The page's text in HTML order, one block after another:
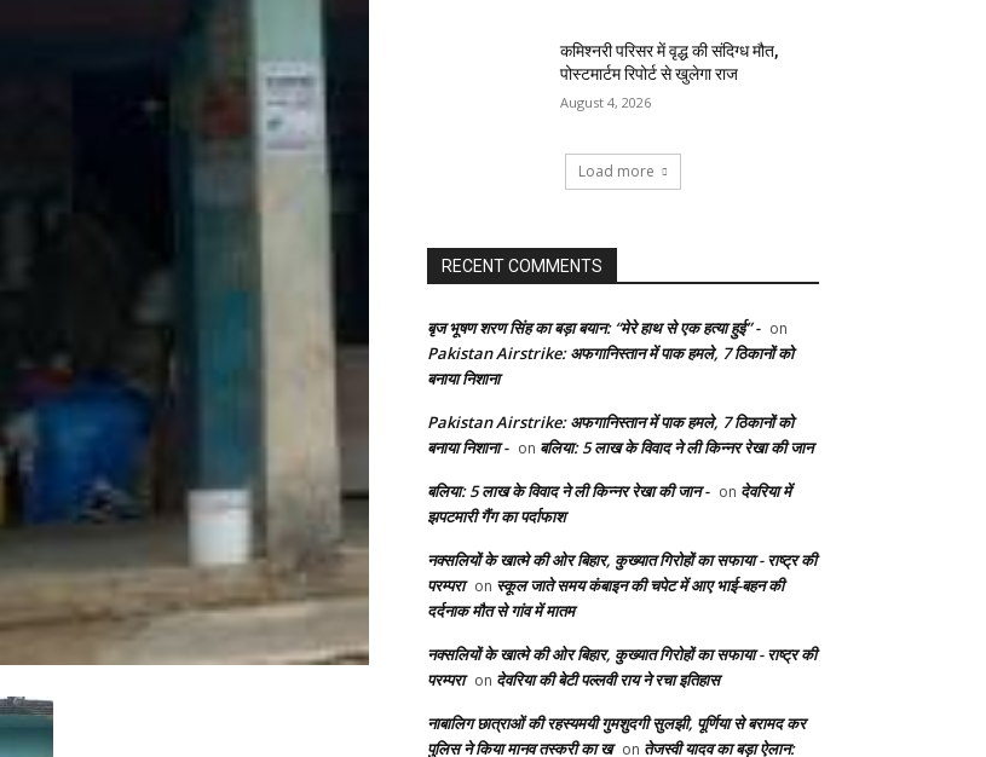
कमिश्नरी परिसर में वृद्ध की संदिग्ध मौत,
पोस्टमार्टम रिपोर्ट से खुलेगा राज
August 4, 2026
Load more
RECENT COMMENTS
बृज भूषण शरण सिंह का बड़ा बयान: “मेरे हाथ से एक हत्या हुई” - on
Pakistan Airstrike: अफगानिस्तान में पाक हमले, 7 ठिकानों को
बनाया निशाना
Pakistan Airstrike: अफगानिस्तान में पाक हमले, 7 ठिकानों को
बनाया निशाना - on बलिया: 5 लाख के विवाद ने ली किन्नर रेखा की जान
बलिया: 5 लाख के विवाद ने ली किन्नर रेखा की जान - on देवरिया में
झपटमारी गैंग का पर्दाफाश
नक्सलियों के खात्मे की ओर बिहार, कुख्यात गिरोहों का सफाया - राष्ट्र की
परम्परा on स्कूल जाते समय कंबाइन की चपेट में आए भाई-बहन की
दर्दनाक मौत से गांव में मातम
नक्सलियों के खात्मे की ओर बिहार, कुख्यात गिरोहों का सफाया - राष्ट्र की
परम्परा on देवरिया की बेटी पल्लवी राय ने रचा इतिहास
नाबालिग छात्राओं की रहस्यमयी गुमशुदगी सुलझी, पूर्णिया से बरामद कर
पुलिस ने किया मानव तस्करी का ख on तेजस्वी यादव का बड़ा ऐलान: